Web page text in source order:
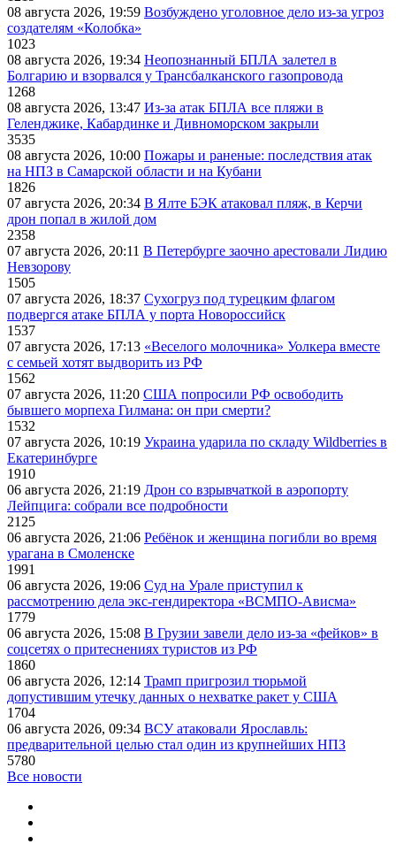
08 августа 2026, 19:59 Возбуждено уголовное дело из-за угроз
создателям «Колобка»
1023
08 августа 2026, 19:34 Неопознанный БПЛА залетел в
Болгарию и взорвался у Трансбалканского газопровода
1268
08 августа 2026, 13:47 Из-за атак БПЛА все пляжи в
Геленджике, Кабардинке и Дивноморском закрыли
3535
08 августа 2026, 10:00 Пожары и раненые: последствия атак
на НПЗ в Самарской области и на Кубани
1826
07 августа 2026, 20:34 В Ялте БЭК атаковал пляж, в Керчи
дрон попал в жилой дом
2358
07 августа 2026, 20:11 В Петербурге заочно арестовали Лидию
Невзорову
1505
07 августа 2026, 18:37 Сухогруз под турецким флагом
подвергся атаке БПЛА у порта Новороссийск
1537
07 августа 2026, 17:13 «Веселого молочника» Уолкера вместе
с семьей хотят выдворить из РФ
1562
07 августа 2026, 11:20 США попросили РФ освободить
бывшего морпеха Гилмана: он при смерти?
1532
07 августа 2026, 10:19 Украина ударила по складу Wildberries в
Екатеринбурге
1910
06 августа 2026, 21:19 Дрон со взрывчаткой в аэропорту
Лейпцига: собрали все подробности
2125
06 августа 2026, 21:06 Ребёнок и женщина погибли во время
урагана в Смоленске
1991
06 августа 2026, 19:06 Суд на Урале приступил к
рассмотрению дела экс-гендиректора «ВСМПО-Ависма»
1779
06 августа 2026, 15:08 В Грузии завели дело из-за «фейков» в
соцсетях о притеснениях туристов из РФ
1860
06 августа 2026, 12:14 Трамп пригрозил тюрьмой
допустившим утечку данных о нехватке ракет у США
1704
06 августа 2026, 09:34 ВСУ атаковали Ярославль:
предварительной целью стал один из крупнейших НПЗ
5780
Все новости